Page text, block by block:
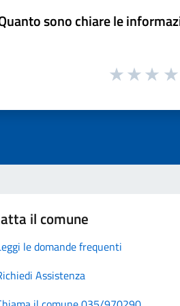
sono chiare le
il comune
le domande frequenti
Assistenza